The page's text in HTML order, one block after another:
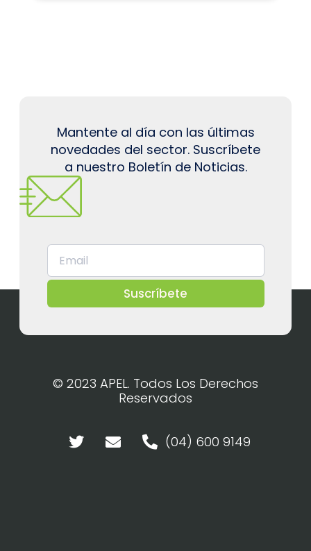
Mantente al día con las últimas
novedades del sector. Suscríbete
a nuestro Boletín de Noticias.
Suscríbete
© 2023 APEL. Todos Los Derechos
Reservados
(04) 600 9149